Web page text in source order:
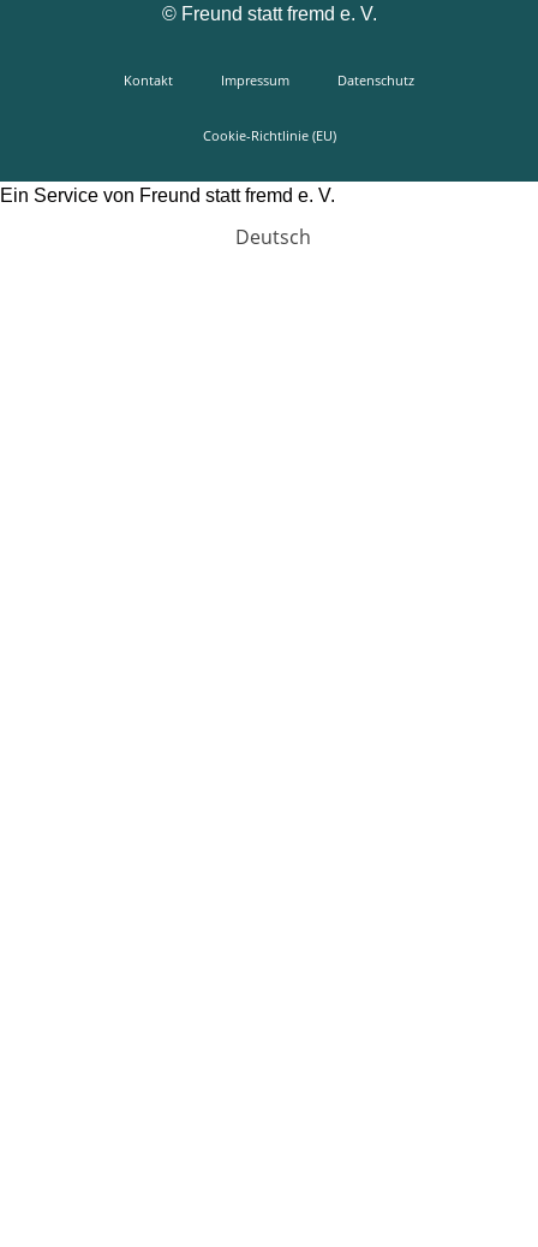
©Freund statt fremd e. V.
Kontakt Impressum Datenschutz
Cookie-Richtlinie (EU)
Ein Service von Freund statt fremd e. V.
Deutsch